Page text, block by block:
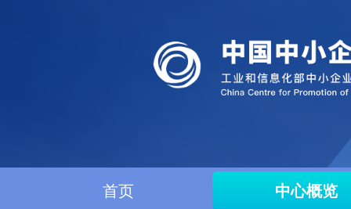
首页 中心概览